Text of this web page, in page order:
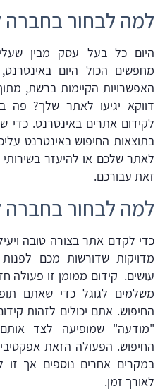
למה לבחור בחברה
היום כל בעל עסק מבין
מחפשים הכול היום
האפשרויות הקיימות ברשת,
דווקא יגיעו לאתר שלך? פה
לקידום אתרים באינטרנט. כדי
בתוצאות החיפוש באינטרנט
לאתר שלכם או להיעזר בשירותי
זאת עבורכם.
למה לבחור בחברה
כדי לקדם אתר בצורה טובה
מדויקות שדורשות מכם
עושים. קידום ממומן זו
משלמים לגוגל כדי שאתם
החיפוש. אתם יכולים לזהות
"מודעה" שמופיעה לצד
החיפוש. הפעולה הזאת
במקרים אחרים נוספים אך זו
לאורך זמן.